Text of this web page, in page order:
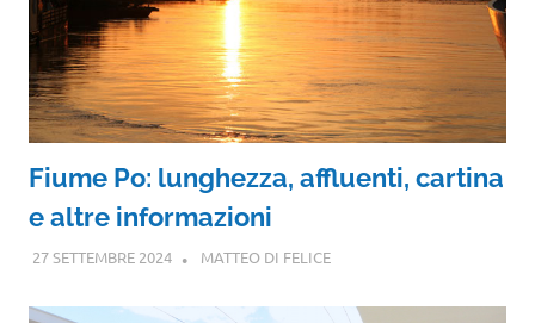
Fiume Po: lunghezza, affluenti, cartina
e altre informazioni
27 SETTEMBRE 2024 MATTEO DI FELICE